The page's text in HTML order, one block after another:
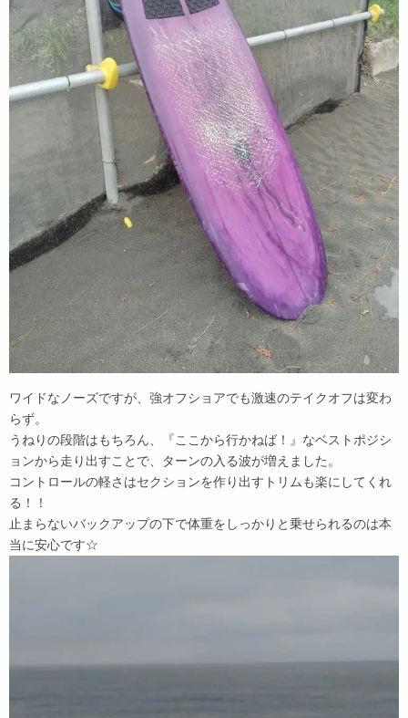
ワイドなノーズですが、強オフショアでも激速のテイクオフは変わ
らず。
うねりの段階はもちろん、『ここから行かねば！』なベストポジシ
ョンから走り出すことで、ターンの入る波が増えました。
コントロールの軽さはセクションを作り出すトリムも楽にしてくれ
る！！
止まらないバックアップの下で体重をしっかりと乗せられるのは本
当に安心です☆